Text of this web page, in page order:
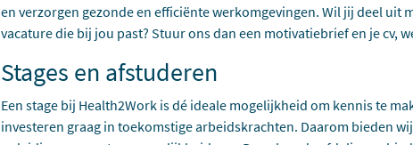
en verzorgen gezonde en efficiënte werkomgevingen. Wil jij deel uit
vacature die bij jou past? Stuur ons dan een motivatiebrief en je cv,
Stages en afstuderen
Een stage bij Health2Work is dé ideale mogelijkheid om kennis te
investeren graag in toekomstige arbeidskrachten. Daarom bieden